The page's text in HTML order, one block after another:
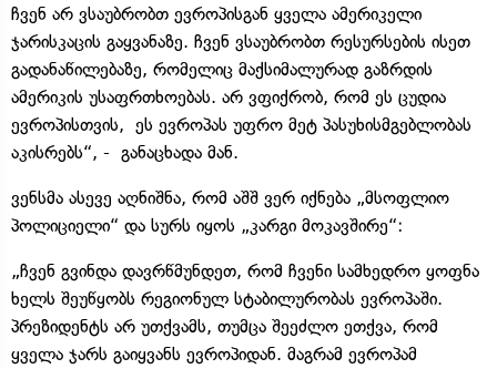
ჩვენ არ ვსაუბრობთ ევროპისგან ყველა ამერიკელი
ჯარისკაცის გაყვანაზე. ჩვენ ვსაუბრობთ რესურსების ისეთ
გადანაწილებაზე, რომელიც მაქსიმალურად გაზრდის
ამერიკის უსაფრთხოებას. არ ვფიქრობ, რომ ეს ცუდია
ევროპისთვის, ეს ევროპას უფრო მეტ პასუხისმგებლობას
აკისრებს“, - განაცხადა მან.
ვენსმა ასევე აღნიშნა, რომ აშშ ვერ იქნება „მსოფლიო
პოლიციელი“ და სურს იყოს „კარგი მოკავშირე“:
„ჩვენ გვინდა დავრწმუნდეთ, რომ ჩვენი სამხედრო ყოფნა
ხელს შეუწყობს რეგიონულ სტაბილურობას ევროპაში.
პრეზიდენტს არ უთქვამს, თუმცა შეეძლო ეთქვა, რომ
ყველა ჯარს გაიყვანს ევროპიდან. მაგრამ ევროპამ